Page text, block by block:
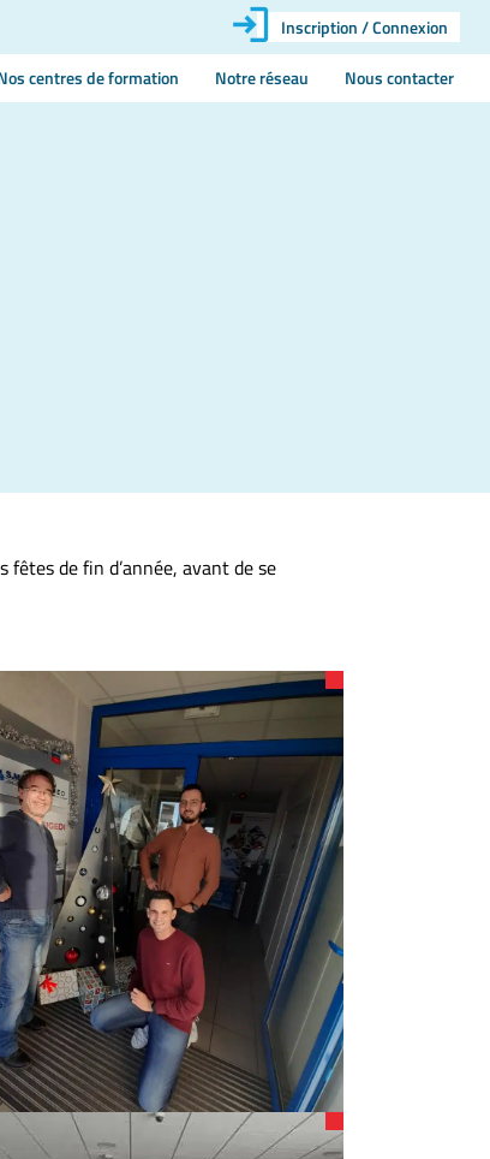
Inscription / Connexion
centres de formation Notre réseau Nous contacter
de fin d’année, avant de se